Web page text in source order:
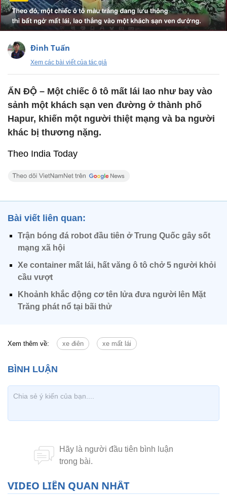
Đinh Tuấn
Xem các bài viết của tác giả
ẤN ĐỘ – Một chiếc ô tô mất lái lao như bay vào
sảnh một khách sạn ven đường ở thành phố
Hapur, khiến một người thiệt mạng và ba người
khác bị thương nặng.
Theo India Today
Bài viết liên quan:
Trận bóng đá robot đầu tiên ở Trung Quốc gây sốt
mạng xã hội
Xe container mất lái, hất văng ô tô chở 5 người khỏi
cầu vượt
Khoảnh khắc động cơ tên lửa đưa người lên Mặt
Trăng phát nổ tại bãi thử
Xem thêm về: xe điên xe mất lái
VIDEO LIÊN QUAN NHẤT